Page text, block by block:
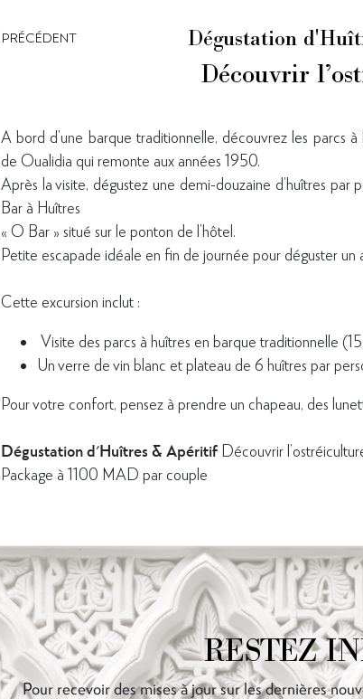
Dégustation
Découvrir
PRÉCÉDENT
A bord d’une barque traditionnelle, découvrez les parcs à
de Oualidia qui remonte aux années 1950.
Après la visite, dégustez une demi-douzaine d’huîtres par
Bar à Huîtres
« O Bar » situé sur le ponton de l’hôtel.
Petite escapade idéale en fin de journée pour déguster un
Cette excursion inclut :
Visite des parcs à huîtres en barque traditionnelle
Un verre de vin blanc et plateau de 6 huîtres par
Pour votre confort, pensez à prendre un chapeau, des
Dégustation d'Huîtres & Apéritif Découvrir
Package à 1100 MAD par couple
RESTEZ
Pour recevoir des mises à jour sur les dernières